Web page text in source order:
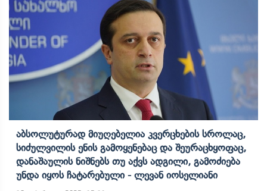
Აბსოლუტურად Მიუღებელია Კვერცხების Სროლაც,
Სიძულვილის Ენის Გამოყენებაც Და Შეურაცხყოფაც,
Დანაშაულის Ნიშნებს Თუ Აქვს Ადგილი, Გამოძიება
Უნდა Იყოს Ჩატარებული - Ლევან Იოსელიანი